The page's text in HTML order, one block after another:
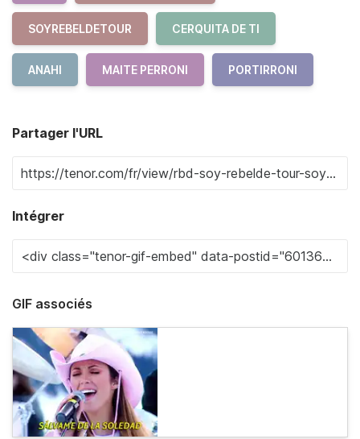
SOYREBELDETOUR CERQUITA DE TI
ANAHI MAITE PERRONI PORTIRRONI
Partager l'URL
Intégrer
GIF associés